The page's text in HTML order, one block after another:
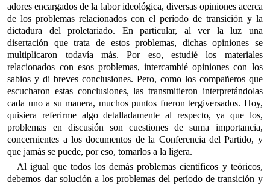
adores encargados de la labor ideológica, diversas opiniones acerca
de los problemas relacionados con el período de transición y la
dictadura del proletariado. En particular, al ver la luz una
disertación que trata de estos problemas, dichas opiniones se
multiplicaron todavía más. Por eso, estudié los materiales
relacionados con esos problemas, intercambié opiniones con los
sabios y di breves conclusiones. Pero, como los compañeros que
escucharon estas conclusiones, las transmitieron interpretándolas
cada uno a su manera, muchos puntos fueron tergiversados. Hoy,
quisiera referirme algo detalladamente al respecto, ya que los,
problemas en discusión son cuestiones de suma importancia,
concernientes a los documentos de la Conferencia del Partido, y
que jamás se puede, por eso, tomarlos a la ligera.
Al igual que todos los demás problemas científicos y teóricos,
debemos dar solución a los problemas del período de transición y